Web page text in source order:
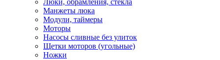
Люки, обрамления, стекла
Манжеты люка
Модули, таймеры
Моторы
Насосы сливные без улиток
Щетки моторов (угольные)
Ножки